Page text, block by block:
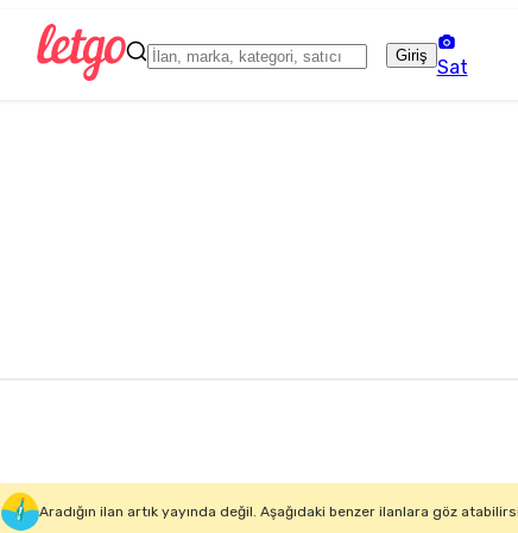
Giriş
Sat
Aradığın ilan artık yayında değil. Aşağıdaki benzer ilanlara göz